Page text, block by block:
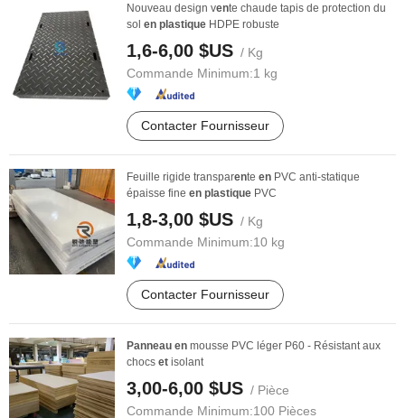
Nouveau design vente chaude tapis de protection du
sol en plastique HDPE robuste
1,6-6,00 $US / Kg
Commande Minimum:1 kg
Contacter Fournisseur
Feuille rigide transparente en PVC anti-statique
épaisse fine en plastique PVC
1,8-3,00 $US / Kg
Commande Minimum:10 kg
Contacter Fournisseur
Panneau en mousse PVC léger P60 - Résistant aux
chocs et isolant
3,00-6,00 $US / Pièce
Commande Minimum:100 Pièces